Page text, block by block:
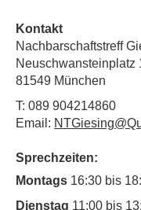
Kontakt
Nachbarschaftstreff
Neuschwansteinplatz
81549 München
T: 089 904214860
Email:
Sprechzeiten:
Montags 16:30 bis
Dienstag 11:00 bis